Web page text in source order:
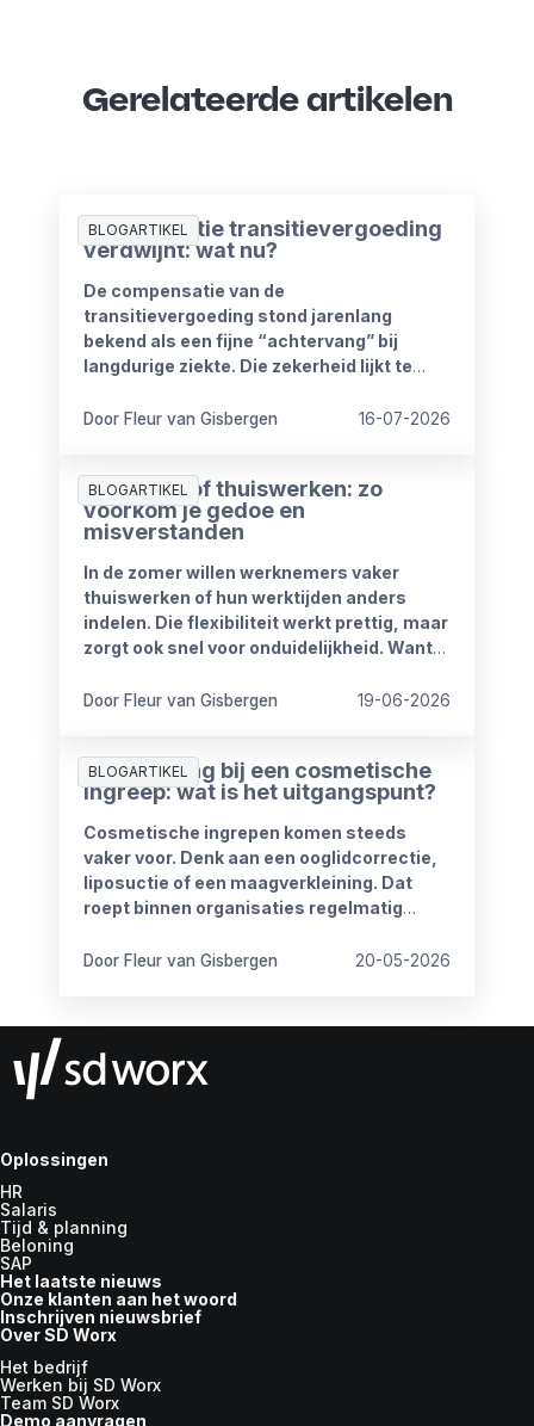
Gerelateerde artikelen
BLOGARTIKEL
Compensatie transitievergoeding
verdwijnt: wat nu?
De compensatie van de
transitievergoeding stond jarenlang
bekend als een fijne “achtervang” bij
langdurige ziekte. Die zekerheid lijkt te
kabinet heeft plannen om de
Door Fleur van Gisbergen 16-07-2026
BLOGARTIKEL
Zomerproof thuiswerken: zo
voorkom je gedoe en
misverstanden
In de zomer willen werknemers vaker
thuiswerken of hun werktijden anders
indelen. Die flexibiliteit werkt prettig, maar
zorgt ook snel voor onduidelijkheid. Want
iemand bereikbaar? En hoe blijft het werk
Door Fleur van Gisbergen 19-06-2026
BLOGARTIKEL
Ziekmelding bij een cosmetische
ingreep: wat is het uitgangspunt?
Cosmetische ingrepen komen steeds
vaker voor. Denk aan een ooglidcorrectie,
liposuctie of een maagverkleining. Dat
roept binnen organisaties regelmatig
Door Fleur van Gisbergen 20-05-2026
Oplossingen
HR
Salaris
Tijd & planning
Beloning
SAP
Het laatste nieuws
Onze klanten aan het woord
Inschrijven nieuwsbrief
Over SD Worx
Het bedrijf
Werken bij SD Worx
Team SD Worx
Demo aanvragen